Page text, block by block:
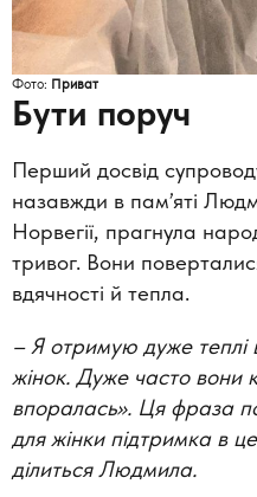
Фото: Приват
Бути поруч
Перший досвід
назавжди в памʼяті
Норвегії, прагнула
тривог. Вони
вдячності й тепла.
– Я отримую дуже теплі
жінок. Дуже часто вони
впоралась». Ця фраза
для жінки підтримка в
ділиться Людмила.